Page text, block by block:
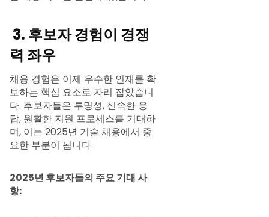
3. 후보자 경험이 경쟁
력 좌우
채용 경험은 이제 우수한 인재를 확
보하는 핵심 요소로 자리 잡았습니
다. 후보자들은 투명성, 신속한 응
답, 원활한 지원 프로세스를 기대하
며, 이는 2025년 기술 채용에서 중
요한 부분이 됩니다.
2025년 후보자들의 주요 기대 사
항: